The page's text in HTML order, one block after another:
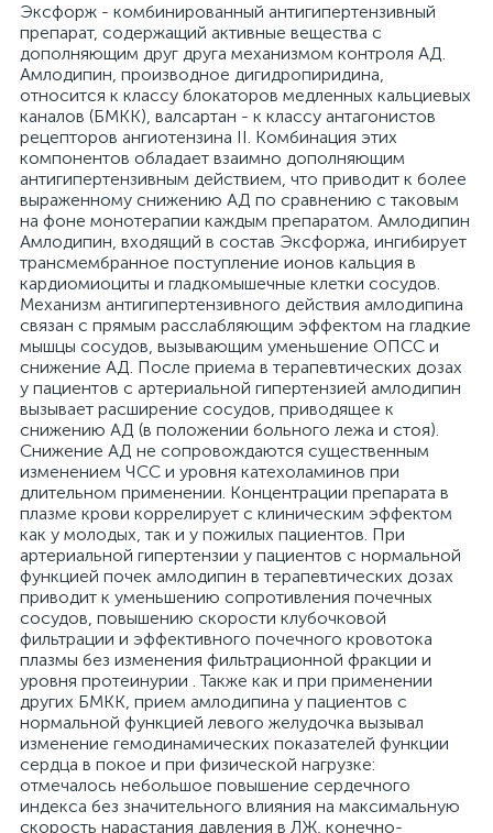
Эксфорж - комбинированный антигипертензивный
препарат, содержащий активные вещества с
дополняющим друг друга механизмом контроля АД.
Амлодипин, производное дигидропиридина,
относится к классу блокаторов медленных кальциевых
каналов (БМКК), валсартан - к классу антагонистов
рецепторов ангиотензина II. Комбинация этих
компонентов обладает взаимно дополняющим
антигипертензивным действием, что приводит к более
выраженному снижению АД по сравнению с таковым
на фоне монотерапии каждым препаратом. Амлодипин
Амлодипин, входящий в состав Эксфоржа, ингибирует
трансмембранное поступление ионов кальция в
кардиомиоциты и гладкомышечные клетки сосудов.
Механизм антигипертензивного действия амлодипина
связан с прямым расслабляющим эффектом на гладкие
мышцы сосудов, вызывающим уменьшение ОПСС и
снижение АД. После приема в терапевтических дозах
у пациентов с артериальной гипертензией амлодипин
вызывает расширение сосудов, приводящее к
снижению АД (в положении больного лежа и стоя).
Снижение АД не сопровождаются существенным
изменением ЧСС и уровня катехоламинов при
длительном применении. Концентрации препарата в
плазме крови коррелирует с клиническим эффектом
как у молодых, так и у пожилых пациентов. При
артериальной гипертензии у пациентов с нормальной
функцией почек амлодипин в терапевтических дозах
приводит к уменьшению сопротивления почечных
сосудов, повышению скорости клубочковой
фильтрации и эффективного почечного кровотока
плазмы без изменения фильтрационной фракции и
уровня протеинурии . Также как и при применении
других БМКК, прием амлодипина у пациентов с
нормальной функцией левого желудочка вызывал
изменение гемодинамических показателей функции
сердца в покое и при физической нагрузке:
отмечалось небольшое повышение сердечного
индекса без значительного влияния на максимальную
скорость нарастания давления в ЛЖ, конечно-